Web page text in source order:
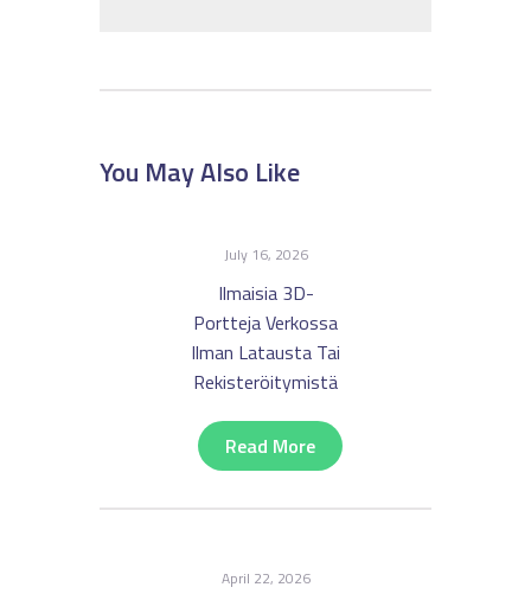
You May Also Like
July 16, 2026
Ilmaisia ​​3D-
Portteja Verkossa
Ilman Latausta Tai
Rekisteröitymistä
Read More
April 22, 2026